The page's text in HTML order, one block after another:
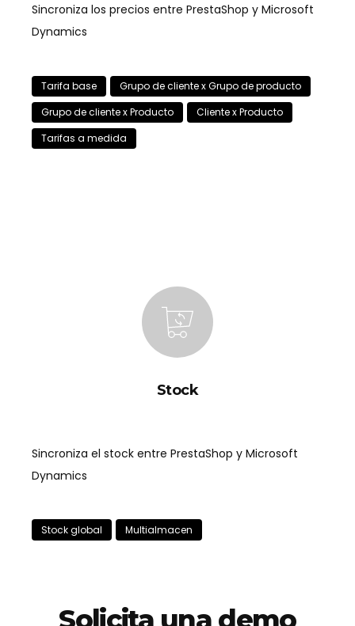
Sincroniza los precios entre PrestaShop y Microsoft
Dynamics
Tarifa base
Grupo de cliente x Grupo de producto
Grupo de cliente x Producto
Cliente x Producto
Tarifas a medida
Stock
Sincroniza el stock entre PrestaShop y Microsoft
Dynamics
Stock global Multialmacen